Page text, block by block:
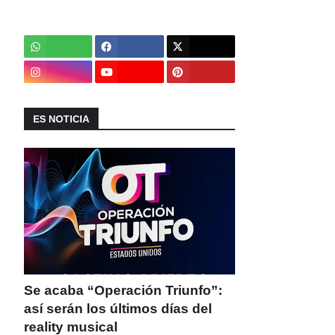
ES NOTICIA
Se acaba “Operación Triunfo”:
así serán los últimos días del
reality musical